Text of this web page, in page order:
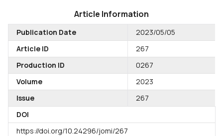
Article Information
Publication Date
2023/05/05
Article ID
267
Production ID
0267
Volume
2023
Issue
267
DOI
https://doi.org/10.24296/jomi/267